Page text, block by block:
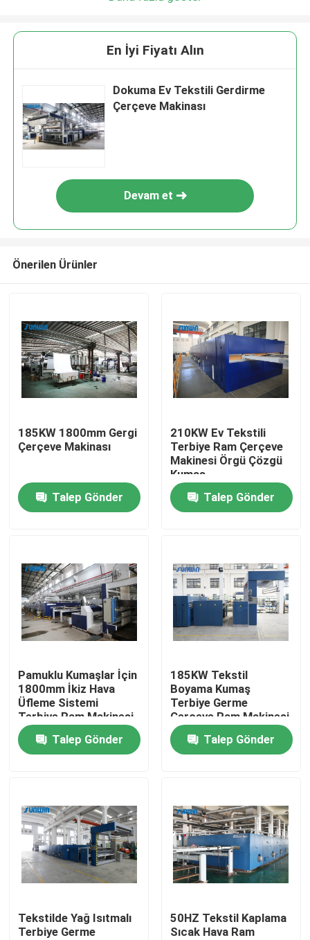
Ürün:% s
Hakkımızda
Fabrika turu
Kalite kontrol
Bize Ulaşın
Tekstil Ram Makinesi
Kumaş Ram Makinesi
En İyi Fiyatı Alın
Dokuma Ev Tekstili Gerdirme
Çerçeve Makinası
Devam et
Önerilen Ürünler
185KW 1800mm Gergi
Çerçeve Makinası
Talep Gönder
210KW Ev Tekstili
Terbiye Ram Çerçeve
Makinesi Örgü Çözgü
Kumaş
Talep Gönder
Pamuklu Kumaşlar İçin
1800mm İkiz Hava
Üfleme Sistemi
Terbiye Ram Makinesi
Çerçeve Makinesi
Talep Gönder
185KW Tekstil
Boyama Kumaş
Terbiye Germe
Çerçeve Ram Makinesi
Talep Gönder
Tekstilde Yağ Isıtmalı
Terbiye Germe
50HZ Tekstil Kaplama
Sıcak Hava Ram